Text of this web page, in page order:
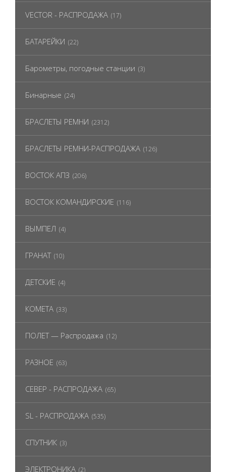
VECTOR - РАСПРОДАЖА (17)
БАТАРЕЙКИ (22)
Барометры, погодные станции (3)
Бинарные (24)
БРАСЛЕТЫ РЕМНИ (2312)
БРАСЛЕТЫ РЕМНИ-РАСПРОДАЖА (126)
ВОСТОК АПЗ (206)
ВОСТОК КОМАНДИРСКИЕ (116)
ВЫМПЕЛ (4)
ГРАНАТ (10)
ДЕТСКИЕ (4)
КОМЕТА (33)
ПОЛЕТ — Распродажа (12)
РАЗНОЕ (63)
СЕВЕР - РАСПРОДАЖА (65)
SL - РАСПРОДАЖА (535)
СПУТНИК (3)
ЭЛЕКТРОНИКА (2)